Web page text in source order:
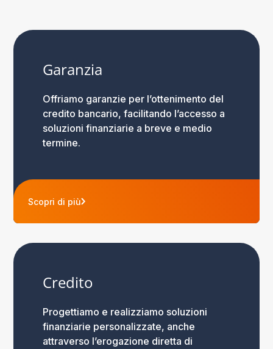
Garanzia
Offriamo garanzie per l’ottenimento del
credito bancario, facilitando l’accesso a
soluzioni finanziarie a breve e medio
termine.
Scopri di più
Credito
Progettiamo e realizziamo soluzioni
finanziarie personalizzate, anche
attraverso l’erogazione diretta di